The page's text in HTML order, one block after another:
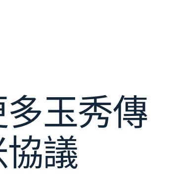
玉秀傳
議